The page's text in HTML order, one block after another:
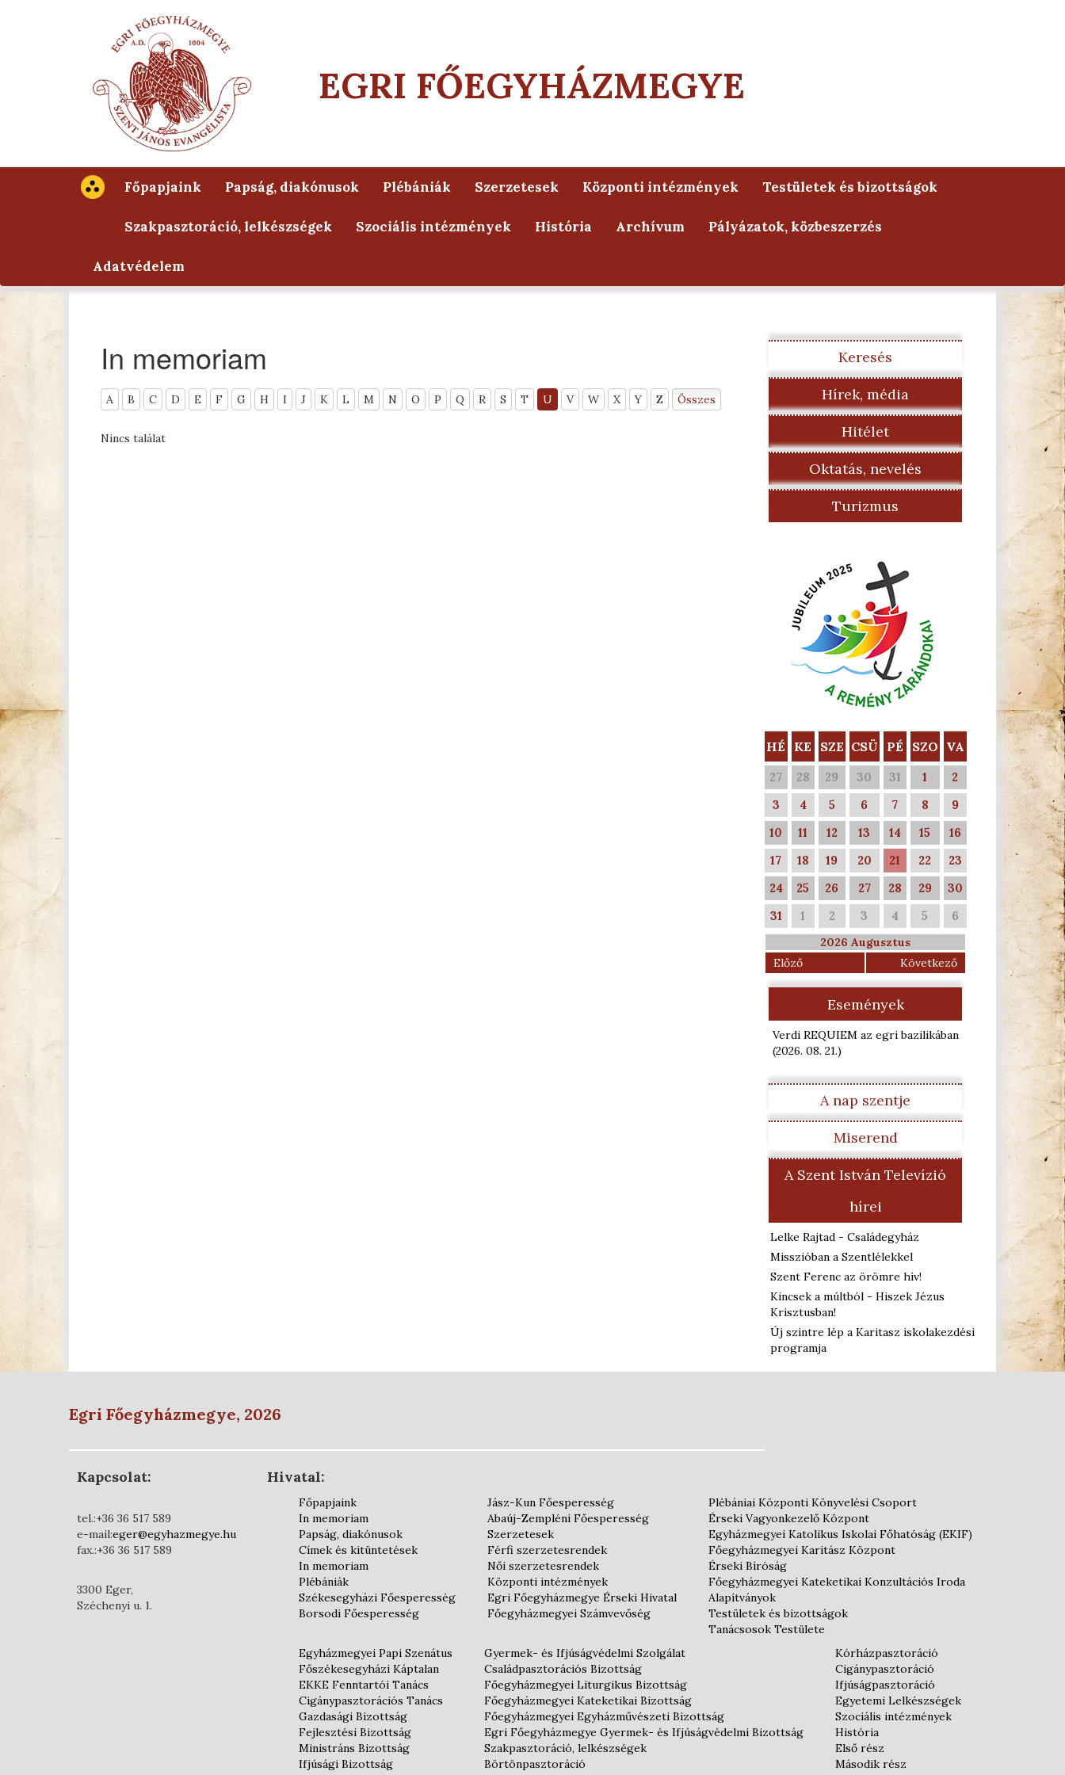
EGRI FŐEGYHÁZMEGYE
Főpapjaink Papság, diakónusok Plébániák Szerzetesek Központi intézmények Testületek és bizottságok
Szakpasztoráció, lelkészségek Szociális intézmények História Archívum Pályázatok, közbeszerzés
Adatvédelem
In memoriam
A B C D E F G H I J K L M N O P Q R S T U V W X Y Z Összes
Nincs találat
Keresés
Hírek, média
Hitélet
Oktatás, nevelés
Turizmus
HÉ KE SZE CSÜ PÉ SZO VA
27 28 29 30 31 1
2
3
4 5 6 7 8
9
10
11 12 13 14 15
16
17
18 19 20 21 22
23
24
25 26 27 28 29
30
31
1 2 3 4 5 6
2026 Augusztus
Előző
Következő
Események
Verdi REQUIEM az egri bazilikában
(2026. 08. 21.)
A nap szentje
Miserend
A Szent István Televízió
hírei
Lelke Rajtad - Családegyház
Misszióban a Szentlélekkel
Szent Ferenc az örömre hív!
Kincsek a múltból - Hiszek Jézus
Krisztusban!
Új szintre lép a Karitasz iskolakezdési
programja
Egri Főegyházmegye, 2026
Kapcsolat:
tel.:+36 36 517 589
e-mail:eger@egyhazmegye.hu
fax.:+36 36 517 589
3300 Eger,
Széchenyi u. 1.
Hivatal:
Főpapjaink
In memoriam
Papság, diakónusok
Címek és kitüntetések
In memoriam
Plébániák
Székesegyházi Főesperesség
Borsodi Főesperesség
Jász-Kun Főesperesség
Abaúj-Zempléni Főesperesség
Szerzetesek
Férfi szerzetesrendek
Női szerzetesrendek
Központi intézmények
Egri Főegyházmegye Érseki Hivatal
Főegyházmegyei Számvevőség
Plébániai Központi Könyvelési Csoport
Érseki Vagyonkezelő Központ
Egyházmegyei Katolikus Iskolai Főhatóság (EKIF)
Főegyházmegyei Karitász Központ
Érseki Bíróság
Főegyházmegyei Kateketikai Konzultációs Iroda
Alapítványok
Testületek és bizottságok
Tanácsosok Testülete
Egyházmegyei Papi Szenátus
Főszékesegyházi Káptalan
EKKE Fenntartói Tanács
Cigánypasztorációs Tanács
Gazdasági Bizottság
Fejlesztési Bizottság
Ministráns Bizottság
Ifjúsági Bizottság
Gyermek- és Ifjúságvédelmi Szolgálat
Családpasztorációs Bizottság
Főegyházmegyei Liturgikus Bizottság
Főegyházmegyei Kateketikai Bizottság
Főegyházmegyei Egyházművészeti Bizottság
Egri Főegyházmegye Gyermek- és Ifjúságvédelmi Bizottság
Szakpasztoráció, lelkészségek
Börtönpasztoráció
Kórházpasztoráció
Cigánypasztoráció
Ifjúságpasztoráció
Egyetemi Lelkészségek
Szociális intézmények
História
Első rész
Második rész